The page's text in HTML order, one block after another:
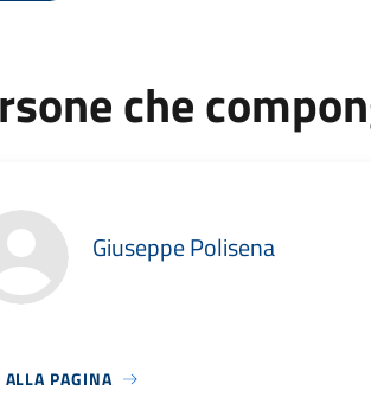
che
Giuseppe Polisena
ALLA PAGINA